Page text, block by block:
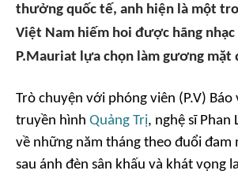
thưởng quốc tế, anh hiện là một
Việt Nam hiếm hoi được hãng nhạc
P.Mauriat lựa chọn làm gương mặt
Trò chuyện với phóng viên (P.V)
truyền hình Quảng Trị, nghệ sĩ Phan
về những năm tháng theo đuổi đam
sau ánh đèn sân khấu và khát vọng